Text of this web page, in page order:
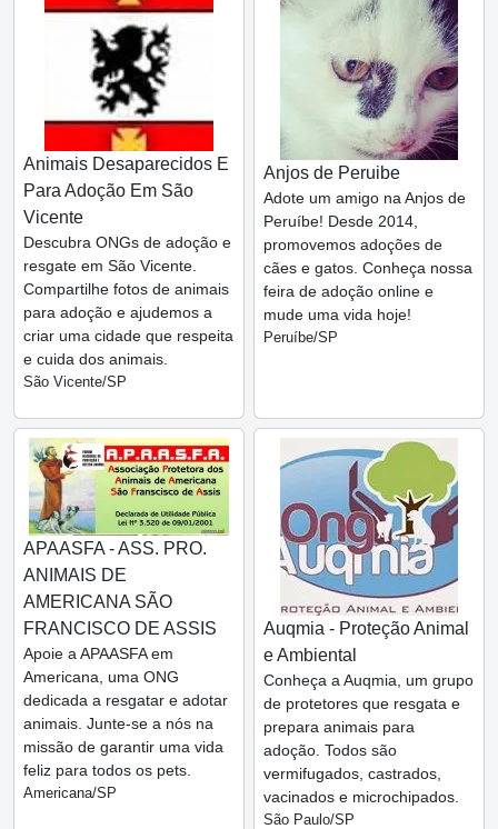
Animais Desaparecidos E
Para Adoção Em São
Vicente
Descubra ONGs de adoção e
resgate em São Vicente.
Compartilhe fotos de animais
para adoção e ajudemos a
criar uma cidade que respeita
e cuida dos animais.
São Vicente/SP
Anjos de Peruibe
Adote um amigo na Anjos de
Peruíbe! Desde 2014,
promovemos adoções de
cães e gatos. Conheça nossa
feira de adoção online e
mude uma vida hoje!
Peruíbe/SP
APAASFA - ASS. PRO.
ANIMAIS DE
AMERICANA SÃO
FRANCISCO DE ASSIS
Apoie a APAASFA em
Americana, uma ONG
dedicada a resgatar e adotar
animais. Junte-se a nós na
missão de garantir uma vida
feliz para todos os pets.
Americana/SP
Auqmia - Proteção Animal
e Ambiental
Conheça a Auqmia, um grupo
de protetores que resgata e
prepara animais para
adoção. Todos são
vermifugados, castrados,
vacinados e microchipados.
São Paulo/SP